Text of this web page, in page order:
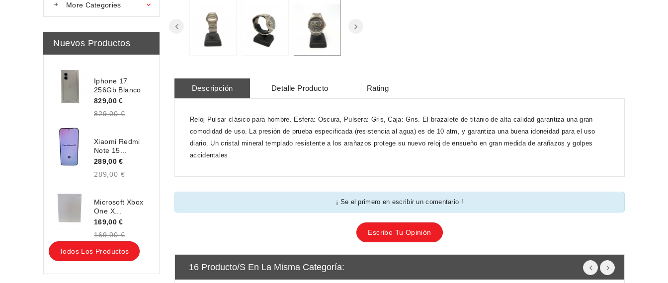
More Categories 
Nuevos Productos
Iphone 17
256Gb Blanco
829,00 €
829,00 €
Xiaomi Redmi
Note 15...
289,00 €
289,00 €
Microsoft Xbox
One X...
169,00 €
169,00 €
Todos Los Productos
Descripción Detalle Producto Rating
Reloj Pulsar clásico para hombre. Esfera: Oscura, Pulsera: Gris, Caja: Gris. El brazalete de titanio de alta calidad garantiza una gran
comodidad de uso. La presión de prueba especificada (resistencia al agua) es de 10 atm, y garantiza una buena idoneidad para el uso
diario. Un cristal mineral templado resistente a los arañazos protege su nuevo reloj de ensueño en gran medida de arañazos y golpes
accidentales.
¡ Se el primero en escribir un comentario !
Escribe Tu Opinión
16 Producto/s En La Misma Categoría: